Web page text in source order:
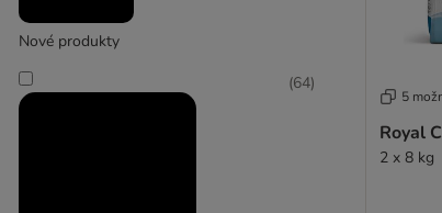
Nové produkty
(64)
5
Royal
2 x 8 kg